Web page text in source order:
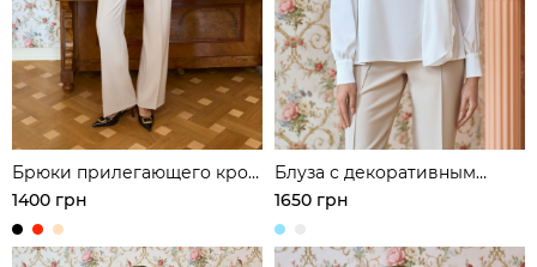
Брюки прилегающего кроя
с акцентными строчками
1400 грн
Блуза с декоративным
шарфом
1650 грн